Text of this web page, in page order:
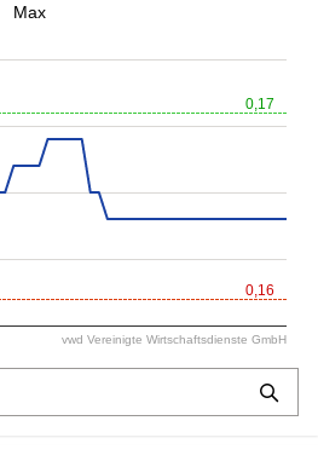
Max
0,17
0,16
vwd Vereinigte Wirtschaftsdienste GmbH